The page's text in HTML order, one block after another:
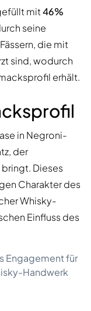
mit46%
seine
die mit
sind, wodurch
erhält.
in Negroni-
der
Dieses
Charakter des
Whisky-
Einfluss des
Engagement für
Handwerk